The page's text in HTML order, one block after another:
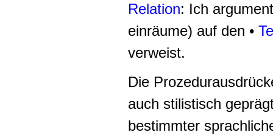
Relation: Ich
einräume) auf den •
verweist.
Die
auch stilistisch
bestimmter